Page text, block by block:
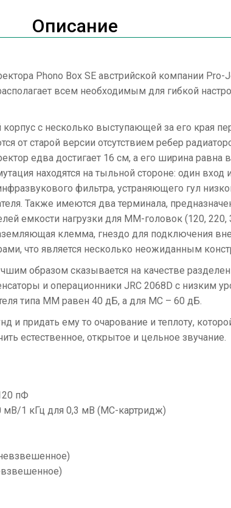
Описание
Phono Box SE австрийской компании
всем необходимым для гибкой
с несколько выступающей за его края
от старой версии отсутствием ребер
едва достигает 16 см, а его ширина равна
находятся на тыльной стороне: один
фильтра, устраняющего гул
Также имеются два терминала,
емкости нагрузки для MM-головок (120,
клемма, гнездо для подключения
что является несколько неожиданным
образом сказывается на качестве
и операционники JRC 2068D с низким
типа MM равен 40 дБ, а для MC – 60 дБ.
придать ему то очарование и теплоту,
естественное, открытое и цельное звучание.
пФ
1 кГц для 0,3 мВ (MC-картридж)